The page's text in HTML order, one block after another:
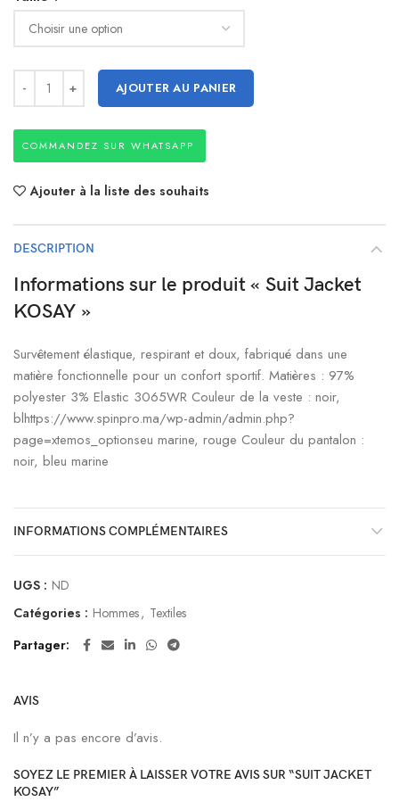
AJOUTER AU PANIER
COMMANDEZ SUR WHATSAPP
Ajouter à la liste des souhaits
DESCRIPTION
Informations sur le produit « Suit Jacket
KOSAY »
Survêtement élastique, respirant et doux, fabriqué dans une
matière fonctionnelle pour un confort sportif. Matières : 97%
polyester 3% Elastic 3065WR Couleur de la veste : noir,
blhttps://www.spinpro.ma/wp-admin/admin.php?
page=xtemos_optionseu marine, rouge Couleur du pantalon :
noir, bleu marine
INFORMATIONS COMPLÉMENTAIRES
UGS : ND
Catégories : Hommes, Textiles
Partager
AVIS
Il n’y a pas encore d’avis.
SOYEZ LE PREMIER À LAISSER VOTRE AVIS SUR “SUIT JACKET
KOSAY”